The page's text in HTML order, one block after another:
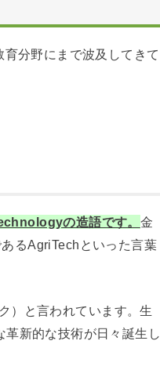
分野にまで波及してきて
の造語です。 金
るAgriTechといった言葉
）と言われています。生
新的な技術が日々誕生し